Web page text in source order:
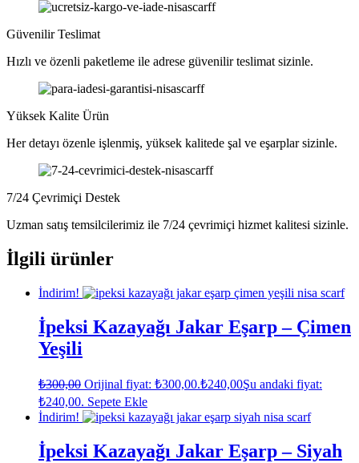
Güvenilir Teslimat
Hızlı ve özenli paketleme ile adrese güvenilir teslimat sizinle.
Yüksek Kalite Ürün
Her detayı özenle işlenmiş, yüksek kalitede şal ve eşarplar sizinle.
7/24 Çevrimiçi Destek
Uzman satış temsilcilerimiz ile 7/24 çevrimiçi hizmet kalitesi sizinle.
İlgili ürünler
İndirim!
İpeksi Kazayağı Jakar Eşarp – Çimen
Yeşili
₺300,00 Orijinal fiyat: ₺300,00.₺240,00Şu andaki fiyat:
₺240,00. Sepete Ekle
İndirim!
İpeksi Kazayağı Jakar Eşarp – Siyah